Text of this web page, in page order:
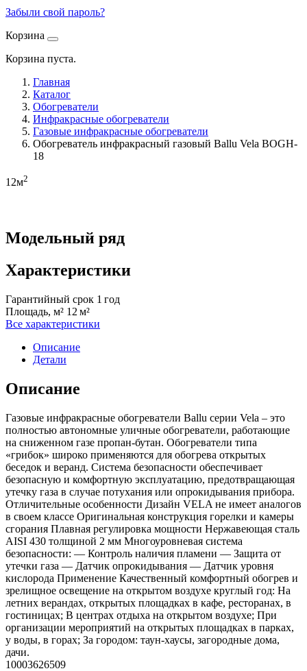
Забыли свой пароль?
Корзина
Корзина пуста.
Главная
Каталог
Обогреватели
Инфракрасные обогреватели
Газовые инфракрасные обогреватели
Обогреватель инфракрасный газовый Ballu Vela BOGH-
18
12м2
Модельный ряд
Характеристики
Гарантийный срок 1 год
Площадь, м² 12 м²
Все характеристики
Описание
Детали
Описание
Газовые инфракрасные обогреватели Ballu серии Vela – это
полностью автономные уличные обогреватели, работающие
на сниженном газе пропан-бутан. Обогреватели типа
«грибок» широко применяются для обогрева открытых
беседок и веранд. Система безопасности обеспечивает
безопасную и комфортную эксплуатацию, предотвращающая
утечку газа в случае потухания или опрокидывания прибора.
Отличительные особенности Дизайн VELA не имеет аналогов
в своем классе Оригинальная конструкция горелки и камеры
сгорания Плавная регулировка мощности Нержавеющая сталь
AISI 430 толщиной 2 мм Многоуровневая система
безопасности: — Контроль наличия пламени — Защита от
утечки газа — Датчик опрокидывания — Датчик уровня
кислорода Применение Качественный комфортный обогрев и
зрелищное освещение на открытом воздухе круглый год: На
летних верандах, открытых площадках в кафе, ресторанах, в
гостиницах; В центрах отдыха на открытом воздухе; При
организации мероприятий на открытых площадках в парках,
у воды, в горах; За городом: таун-хаусы, загородные дома,
дачи.
10003626509